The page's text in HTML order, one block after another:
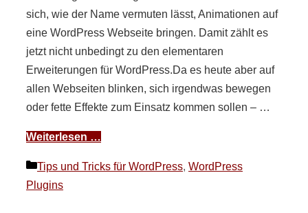
sich, wie der Name vermuten lässt, Animationen auf
eine WordPress Webseite bringen. Damit zählt es
jetzt nicht unbedingt zu den elementaren
Erweiterungen für WordPress.Da es heute aber auf
allen Webseiten blinken, sich irgendwas bewegen
oder fette Effekte zum Einsatz kommen sollen – …
Weiterlesen …
Kategorien
Tips und Tricks für WordPress, WordPress
Plugins